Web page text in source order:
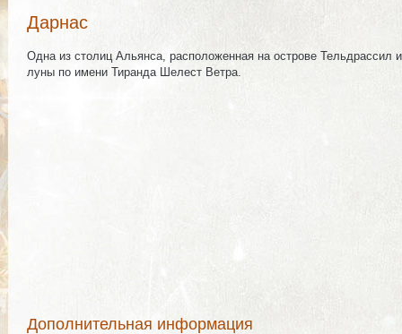
Дарнас
Одна из столиц Альянса, расположенная на острове
луны по имени Тиранда Шелест Ветра.
Дополнительная информация